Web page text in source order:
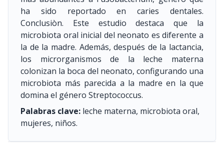
ha sido reportado en caries dentales.
Conclusiòn. Este estudio destaca que la
microbiota oral inicial del neonato es diferente a
la de la madre. Además, después de la lactancia,
los microrganismos de la leche materna
colonizan la boca del neonato, configurando una
microbiota más parecida a la madre en la que
domina el género Streptococcus.
Palabras clave: leche materna, microbiota oral,
mujeres, niños.